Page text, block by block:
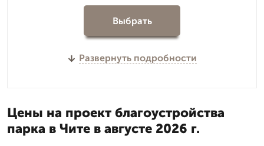
Выбрать
Развернуть подробности
Цены на проект благоустройства
парка в Чите в августе 2026 г.